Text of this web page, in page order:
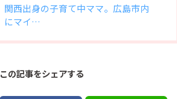
関西出身の子育て中ママ。広島市内
にマイ…
この記事をシェアする